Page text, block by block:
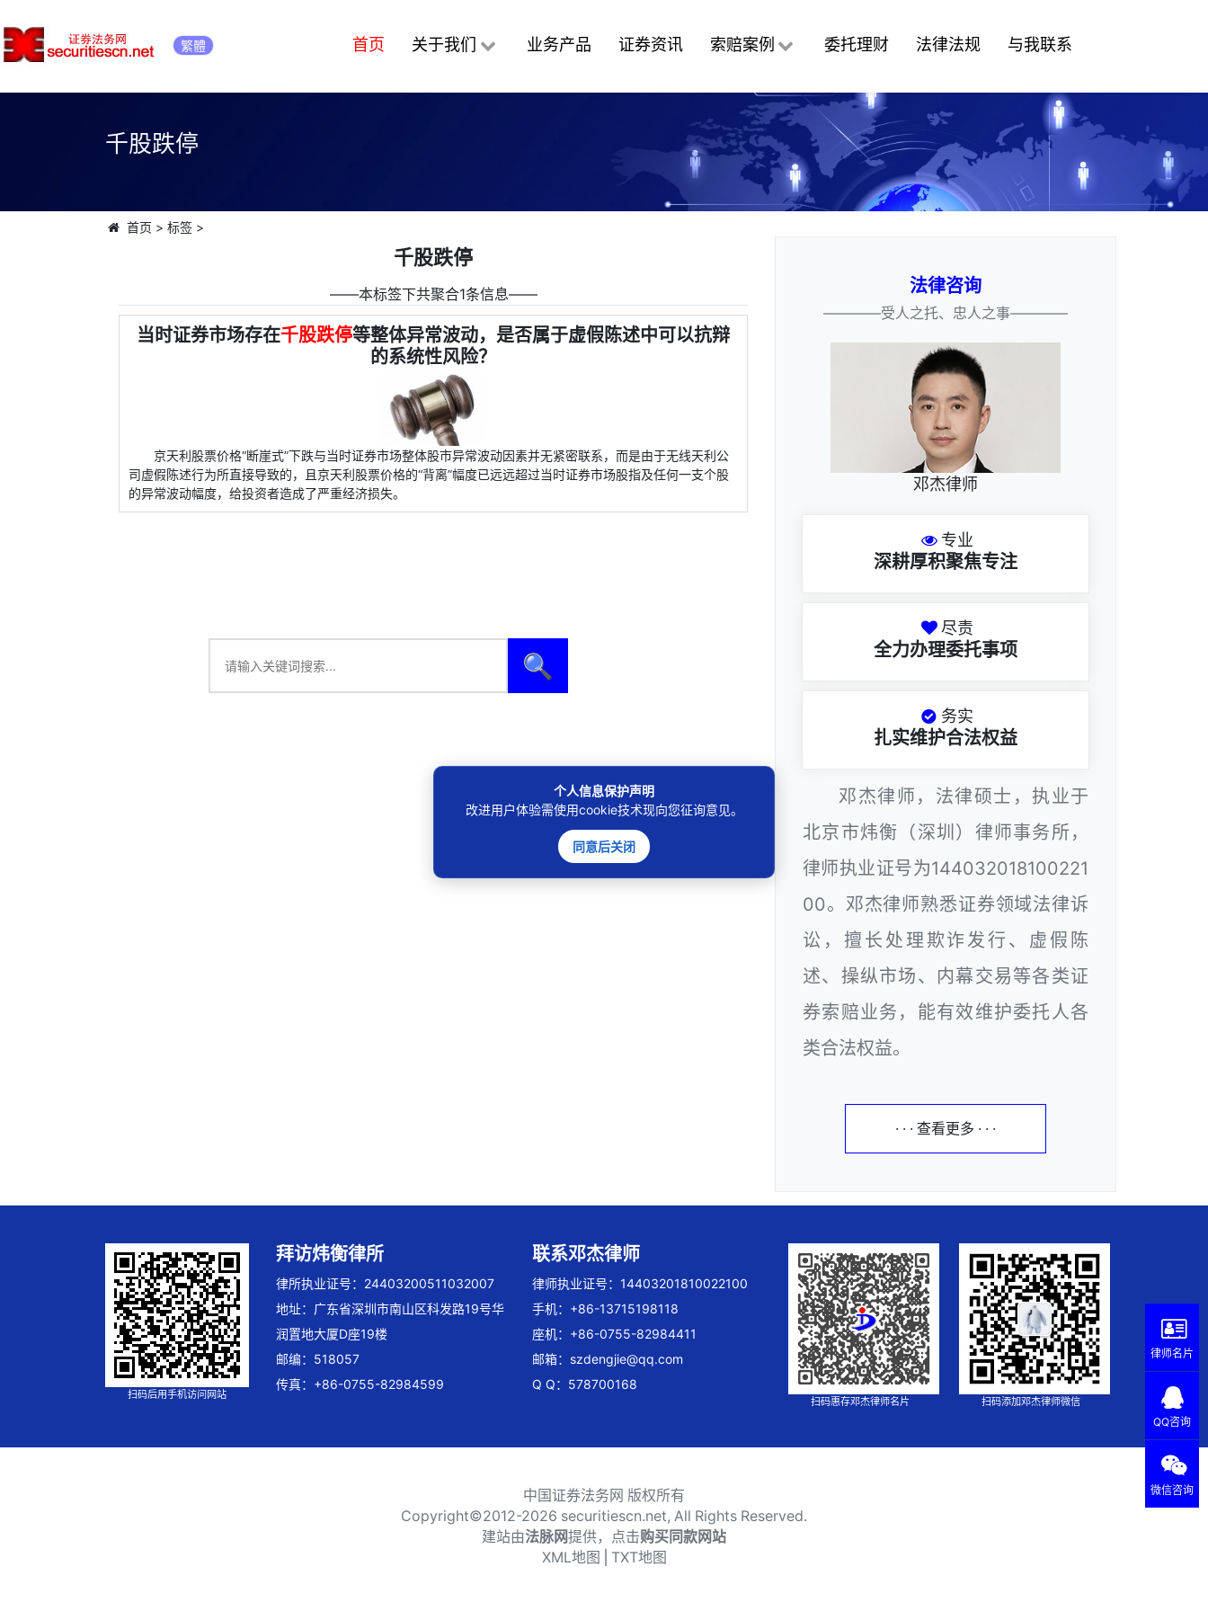
繁體 首页 关于我们 业务产品 证券资讯 索赔案例 委托理财 法律法规 与我联系
千股跌停
首页 > 标签>
千股跌停
――本标签下共聚合1条信息――
当时证券市场存在千股跌停等整体异常波动，是否属于虚假陈述中可以抗辩
的系统性风险？
京天利股票价格“断崖式”下跌与当时证券市场整体股市异常波动因素并无紧密联系，而是由于无线天利公
司虚假陈述行为所直接导致的，且京天利股票价格的“背离”幅度已远远超过当时证券市场股指及任何一支个股
的异常波动幅度，给投资者造成了严重经济损失。
🔍
法律咨询
————受人之托、忠人之事————
邓杰律师
专业
深耕厚积聚焦专注
尽责
全力办理委托事项
务实
扎实维护合法权益
邓杰律师，法律硕士，执业于
北京市炜衡（深圳）律师事务所，
律师执业证号为144032018100221
00。邓杰律师熟悉证券领域法律诉
讼，擅长处理欺诈发行、虚假陈
述、操纵市场、内幕交易等各类证
券索赔业务，能有效维护委托人各
类合法权益。
· · · 查看更多 · · ·
扫码后用手机访问网站
拜访炜衡律所
律所执业证号：24403200511032007
地址：广东省深圳市南山区科发路19号华
润置地大厦D座19楼
邮编：518057
传真：+86-0755-82984599
联系邓杰律师
律师执业证号：14403201810022100
手机：+86-13715198118
座机：+86-0755-82984411
邮箱： szdengjie@qq.com
Q Q：578700168
扫码惠存邓杰律师名片 扫码添加邓杰律师微信
中国证券法务网 版权所有
Copyright©2012-2026 securitiescn.net, All Rights Reserved.
建站由法脉网提供，点击购买同款网站
个人信息保护声明
改进用户体验需使用cookie技术现向您征询意见。
同意后关闭
XML地图 TXT地图
律师名片
QQ咨询
微信咨询